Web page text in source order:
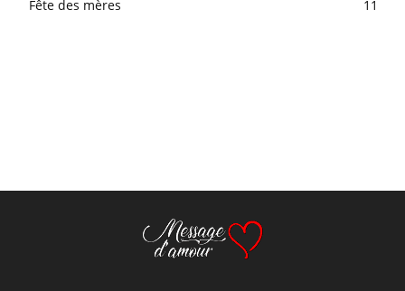
Fête des mères
11